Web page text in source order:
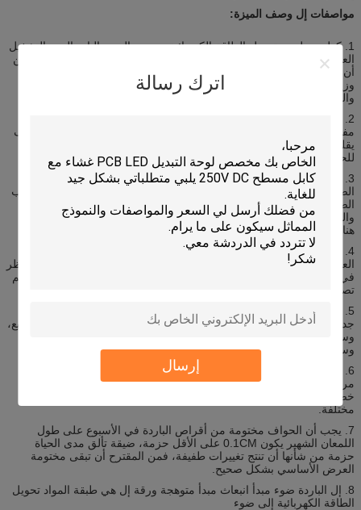
اترك رسالة
إرسال
مواصفات إل وصف الميزة:
1. كول يعمل هو تحويل الطاقة الكهربائية، مصدر الضوء البارد الجهد التشغيل
العام والتردد الجهد التشغيل يمكن تعديلها بعد AC40V ~ AC220V، في حين
وزيادة سطوع التلألؤ، وإذا كان زيادة في التردد يمكن أن تزيد من السطوع
واللون ويشعر الضوء البارد الأزرق.
مفاجئ لهذه الظاهرة، ولكن بعد فترة طويلة من الاستخدام، وسطوع سوف
يقلل تدريجيا البرد والجهد والتردد ودرجة الحرارة والرطوبة والضوء البارد
للحياة تتأثر عامل رئيسي
3. سطوع الانارة من سطوع الانارة يمكن الحصول عليها عن طريق قياس
الضوئية، وعادة ما يعبر عن الإنارة من مصدر ضوء الانارة في وحدات حساب
الضوئية، ولكن العين البشرية هي أقل سهولة لتحقيق هذه الحساسية،
والحس البصري ومقياس الضوء عموما معيار من المقارنة، وسوف يكون
هناك درجة معينة من الخطأ.
4. إل مصدر الضوء البارد لإنتاج مصدر الطاقة، عن طريق محول محول
العاكس مطابقة (سائق) لدفع، والجهد محرك وتواتر أقراص الباردة، هو النظر
في حجم المنطقة وفقا للأشعة، واستخدام البيئة ، الحياة، الخ الظروف لدعم
تصميم وتطوير وإنتاج المهنية الإنتاج.
5. الباردة خفيفة الوزن وسماكة الأقراص الباردة لديها شرط رئيسي جذابة
جدا هو أن وزن وزنه وسمك، أقراص الباردة هو 0.1 غرام لكل سنتيمتر مربع،
وسمك الفيلم الانارة سوف يتبعها التغيير.
6. ميزة أخرى من أقراص الباردة الانحناء صلابة أقراص الباردة هو أن لديها
مرونة جيدة، وعادة 2CM فوق الانحناء الشعاع هو مقبول، وهذا الانحناء
خصائص صلابة، ولكن أيضا يعطي أقراص الباردة لديها أغراض بيئات أكثر
مختلفة.
7. يجب أن الحواف مختومة من أقراص الباردة في الأسبوع على طول
اللمعان الشهير يكون 0.1CM على الأقل حزمة، ضيقة تألق مدى الحياة
حزمة من شأنها أن تنتج تغييرات طفيفة، فمن المقترح أن تبقى مختومة
العرض الأساسي بشكل صحيح.
8. إل الباردة ضوء مبدأ انبعاث مبدأ متوهجة ورقة إل هي طبقة المواد تحويل
الطاقة الكهربائية إلى ضوء